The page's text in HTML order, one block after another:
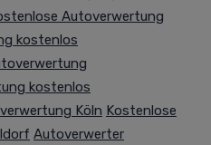
Autoverwertung
kostenlos
kostenlos
Köln Kostenlose
Autoverwerter